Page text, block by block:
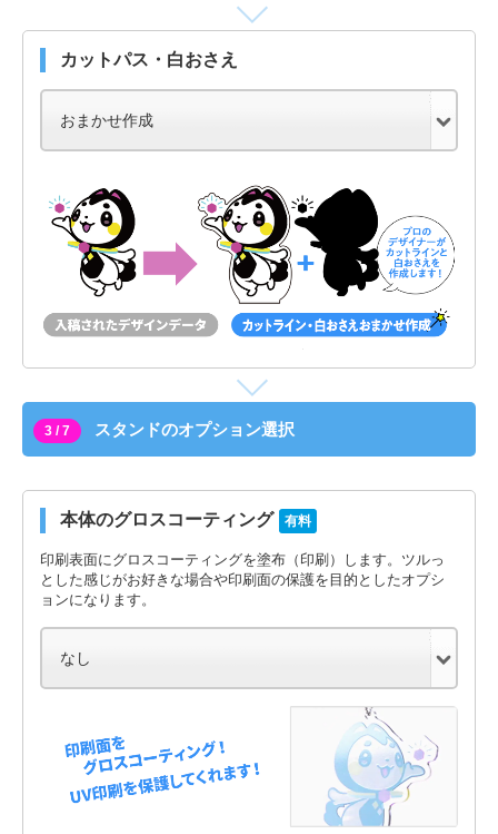
カットパス・白おさえ
3 / 7 スタンドのオプション選択
本体のグロスコーティング 有料
印刷表面にグロスコーティングを塗布（印刷）します。ツルっ
とした感じがお好きな場合や印刷面の保護を目的としたオプシ
ョンになります。